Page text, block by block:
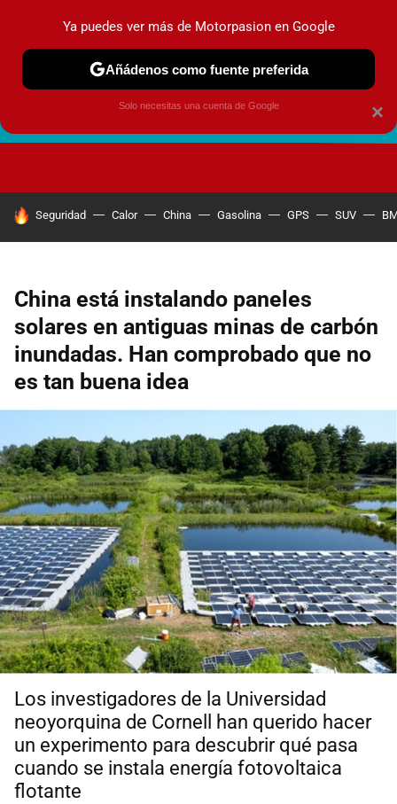
HOY SE HABLA DE
Seguridad Calor China Gasolina GPS SUV
China está instalando paneles
solares en antiguas minas de carbón
inundadas. Han comprobado que no
es tan buena idea
Los investigadores de la Universidad
neoyorquina de Cornell han querido hacer
un experimento para descubrir qué pasa
cuando se instala energía fotovoltaica
flotante
×
Ya puedes ver más de Motorpasion en Google
Añádenos como fuente preferida
Solo necesitas una cuenta de Google